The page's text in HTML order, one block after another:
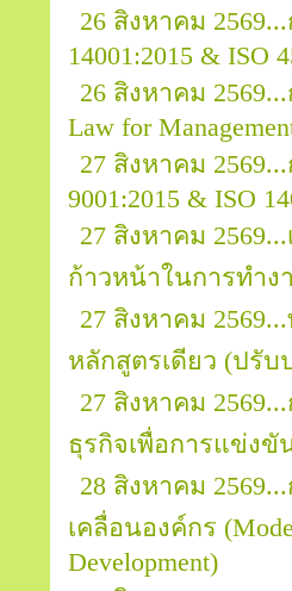
26 สิงหาคม
14001:2015 & ISO
26 สิงหาคม
Law for
27 สิงหาคม
9001:2015 & ISO
27 สิงหาคม
ก้าวหน้าในการทำง
27 สิงหาคม
หลักสูตรเดียว (ปรับ
27 สิงหาคม
ธุรกิจเพื่อการแข่งขั
28 สิงหาคม
เคลื่อนองค์กร
Development)